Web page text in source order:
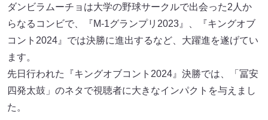
ダンビラムーチョは大学の野球サークルで出会った2人か
らなるコンビで、『M-1グランプリ2023』、『キングオブ
コント2024』では決勝に進出するなど、大躍進を遂げてい
ます。
先日行われた『キングオブコント2024』決勝では、「冨安
四発太鼓」のネタで視聴者に大きなインパクトを与えまし
た。